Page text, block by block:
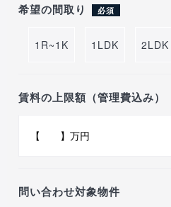
希望の間取り 必須
1R~1K 1LDK 2LDK
賃料の上限額（管理費込み）
問い合わせ対象物件